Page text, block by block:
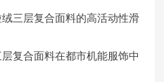
三层复合面料的高活动性滑
复合面料在都市机能服饰中